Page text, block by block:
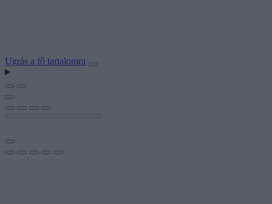
Ugrás a fő tartalomra